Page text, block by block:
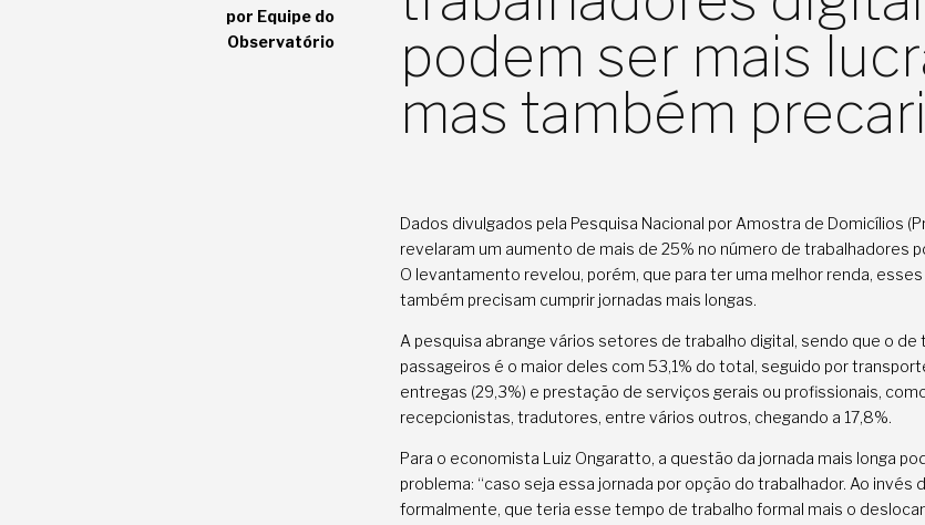
por Equipe do
Observatório
podem ser mais
mas também
Dados divulgados pela Pesquisa Nacional por Amostra de Domicílios
revelaram um aumento de mais de 25% no número de trabalhadores
O levantamento revelou, porém, que para ter uma melhor renda,
também precisam cumprir jornadas mais longas.
A pesquisa abrange vários setores de trabalho digital, sendo que o de
passageiros é o maior deles com 53,1% do total, seguido por
entregas (29,3%) e prestação de serviços gerais ou profissionais,
recepcionistas, tradutores, entre vários outros, chegando a 17,8%.
Para o economista Luiz Ongaratto, a questão da jornada mais longa
problema: “caso seja essa jornada por opção do trabalhador. Ao invés
formalmente, que teria esse tempo de trabalho formal mais o